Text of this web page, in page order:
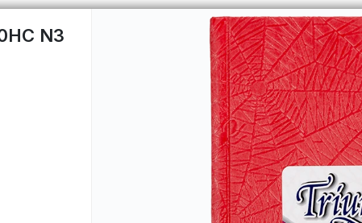
N3
CÓMO COMPRAR QUIÉNES